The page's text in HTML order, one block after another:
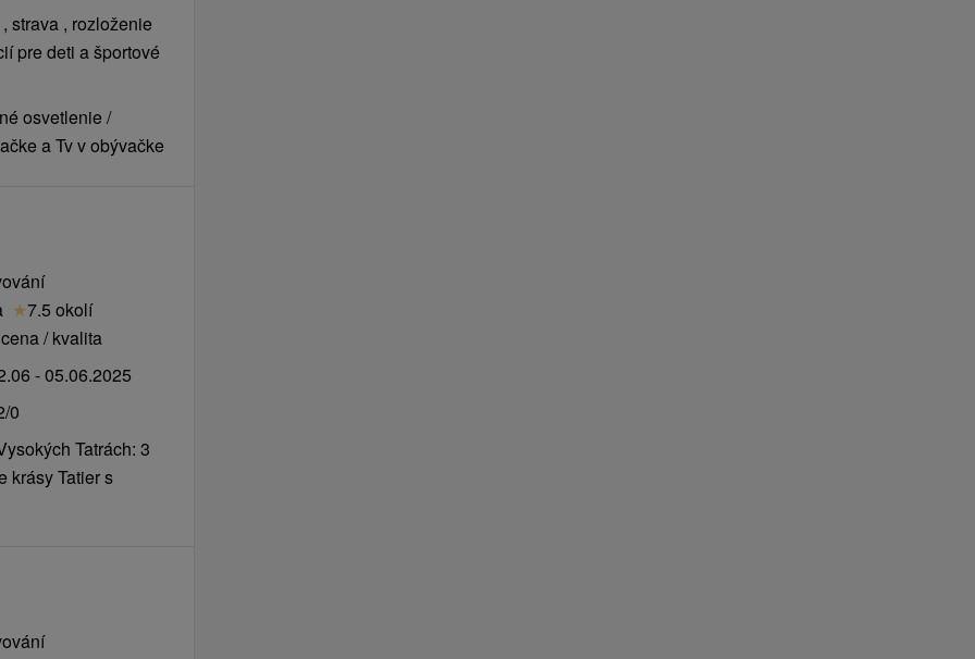
€ / osoba / noc
strava , rozloženie
pre deti a športové
osvetlenie /
a Tv v obývačke
★7.5 okolí
/ kvalita
- 05.06.2025
0
Tatrách: 3
krásy Tatier s